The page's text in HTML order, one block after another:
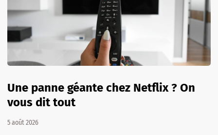
Une panne géante chez Netflix ? On
vous dit tout
5 août 2026